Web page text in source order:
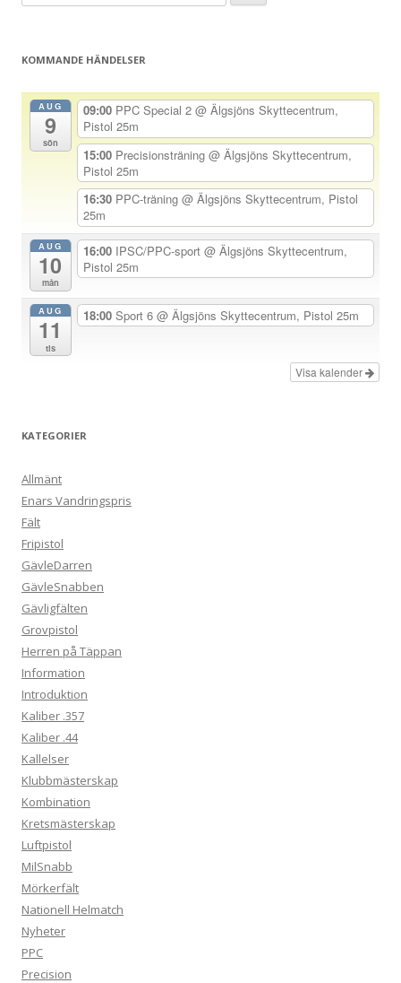
a
g
efter:
KOMMANDE HÄNDELSER
AUG
9
sön
09:00 PPC Special 2 @ Älgsjöns Skyttecentrum,
Pistol 25m
15:00 Precisionsträning @ Älgsjöns Skyttecentrum,
Pistol 25m
16:30 PPC-träning @ Älgsjöns Skyttecentrum, Pistol
25m
AUG
10
mån
16:00 IPSC/PPC-sport @ Älgsjöns Skyttecentrum,
Pistol 25m
AUG
11
tis
18:00 Sport 6 @ Älgsjöns Skyttecentrum, Pistol 25m
Visa kalender
KATEGORIER
Allmänt
Enars Vandringspris
Fält
Fripistol
GävleDarren
GävleSnabben
Gävligfälten
Grovpistol
Herren på Täppan
Information
Introduktion
Kaliber .357
Kaliber .44
Kallelser
Klubbmästerskap
Kombination
Kretsmästerskap
Luftpistol
MilSnabb
Mörkerfält
Nationell Helmatch
Nyheter
PPC
Precision